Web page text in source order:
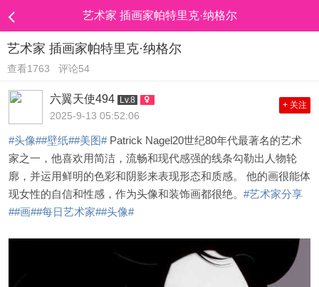
艺术家 插画家帕特里克·纳格尔
艺术家 插画家帕特里克·纳格尔
查看1763 评论54
六翼天使494 Lv.8
2025-9-13 05:52:06
+ 关注
#头像##壁纸##美图#Patrick Nagel20世纪80年代最著名的艺术
家之一，他喜欢用简洁，流畅和现代感强的线条勾勒出人物轮
廓，并运用鲜明的色彩和阴影来表现形态和质感。 他的画很能体
现女性的自信和性感，作为头像和装饰画都很绝。 #艺术家分享
##画##每日艺术家##头像#